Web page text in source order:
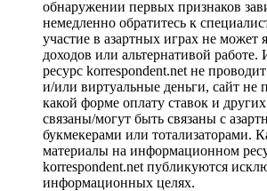
обнаружении первых признаков
немедленно обратитесь к
участие в азартных играх не может
доходов или альтернативой
ресурс korrespondent.net не
и/или виртуальные деньги, сайт не
какой форме оплату ставок и
связаны/могут быть связаны с
букмекерами или тотализаторами.
материалы на информационном
korrespondent.net публикуются
информационных целях.